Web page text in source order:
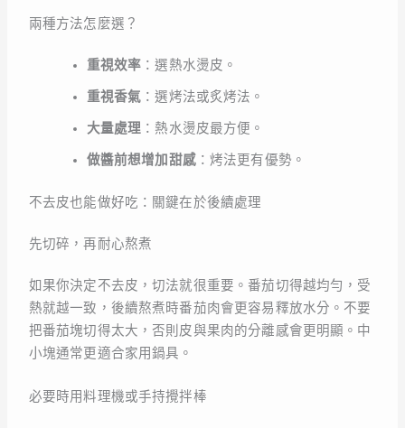
兩種方法怎麼選？
重視效率 ：選熱水燙皮。
重視香氣 ：選烤法或炙烤法。
大量處理 ：熱水燙皮最方便。
做醬前想增加甜感：烤法更有優勢。
不去皮也能做好吃：關鍵在於後續處理
先切碎，再耐心熬煮
如果你決定不去皮，切法就很重要。番茄切得越均勻，受
熱就越一致，後續熬煮時番茄肉會更容易釋放水分。不要
把番茄塊切得太大，否則皮與果肉的分離感會更明顯。中
小塊通常更適合家用鍋具。
必要時用料理機或手持攪拌棒